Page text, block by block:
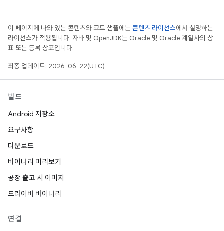
이 페이지에 나와 있는 콘텐츠와 코드 샘플에는 콘텐츠 라이선스에서 설명하는
라이선스가 적용됩니다. 자바 및 OpenJDK는 Oracle 및 Oracle 계열사의 상
표 또는 등록 상표입니다.
최종 업데이트: 2026-06-22(UTC)
빌드
Android 저장소
요구사항
다운로드
바이너리 미리보기
공장 출고 시 이미지
드라이버 바이너리
연결